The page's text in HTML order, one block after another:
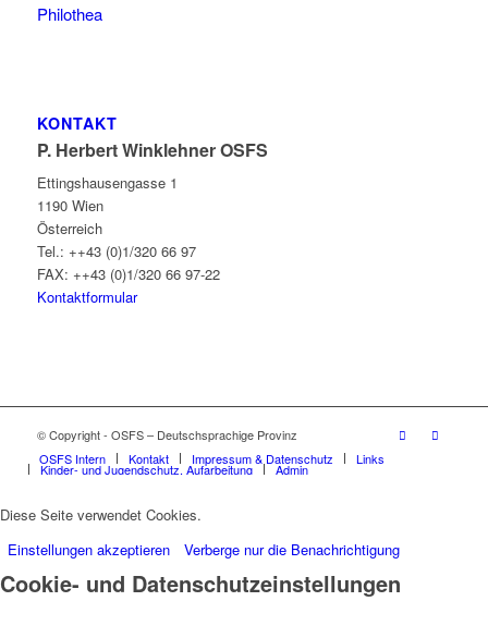
Philothea
KONTAKT
P. Herbert Winklehner OSFS
Ettingshausengasse 1
1190 Wien
Österreich
Tel.: ++43 (0)1/320 66 97
FAX: ++43 (0)1/320 66 97-22
Kontaktformular
© Copyright - OSFS – Deutschsprachige Provinz
OSFS Intern
Kontakt Impressum & Datenschutz Links
Kinder- und Jugendschutz, Aufarbeitung Admin
Diese Seite verwendet Cookies.
Einstellungen akzeptieren
Verberge nur die Benachrichtigung
Cookie- und Datenschutzeinstellungen